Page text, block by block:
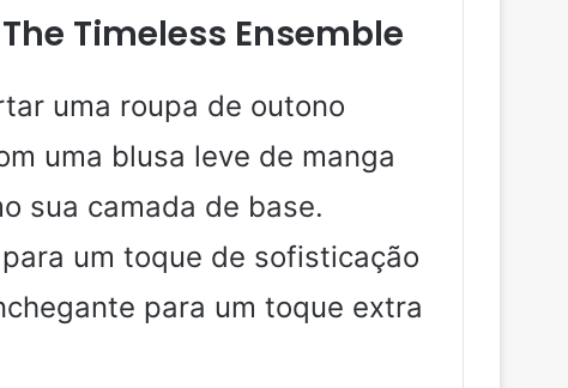
Timeless Ensemble
uma roupa de outono
uma blusa leve de manga
sua camada de base.
um toque de sofisticação
para um toque extra